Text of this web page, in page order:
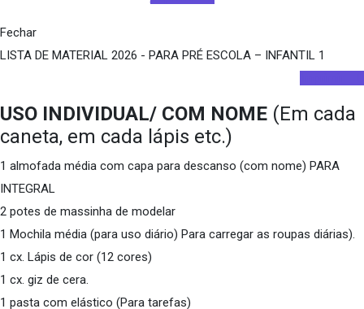
Fechar
LISTA DE MATERIAL 2026 - PARA PRÉ ESCOLA – INFANTIL 1
USO INDIVIDUAL/ COM NOME (Em cada
caneta, em cada lápis etc.)
1 almofada média com capa para descanso (com nome) PARA
INTEGRAL
2 potes de massinha de modelar
1 Mochila média (para uso diário) Para carregar as roupas diárias).
1 cx. Lápis de cor (12 cores)
1 cx. giz de cera.
1 pasta com elástico (Para tarefas)